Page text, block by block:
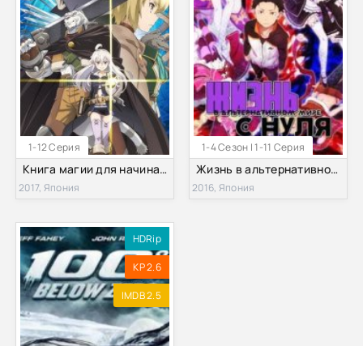
1-12 Серия
Книга магии для начинающих с нуля (2017)
2017, Япония
1-4 Сезон | 1-11 Серия
Жизнь в альтернативном мире с нуля (1-4 Сезон)
2016, Япония
HDRip
KP 2.6
IMDB 2.5